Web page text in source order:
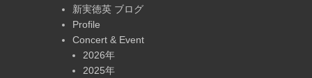
新実徳英 ブログ
Profile
Concert & Event
2026年
2025年